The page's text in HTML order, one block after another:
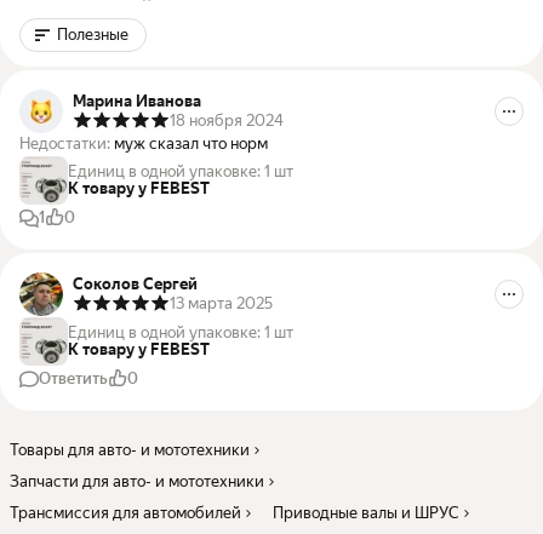
Полезные
Марина Иванова
18 ноября 2024
Недостатки: муж сказал что норм
Единиц в одной упаковке: 1 шт
К товару у FEBEST
1
0
Соколов Сергей
13 марта 2025
Единиц в одной упаковке: 1 шт
К товару у FEBEST
Ответить
0
Товары для авто- и мототехники
Запчасти для авто- и мототехники
Трансмиссия для автомобилей
Приводные валы и ШРУС